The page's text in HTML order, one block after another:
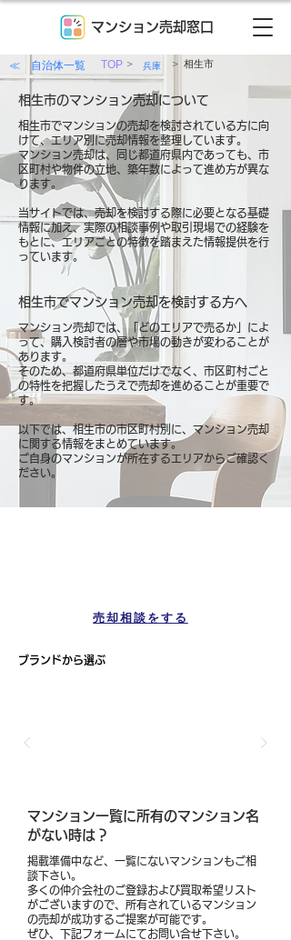
マンション売却窓口
≪ 自治体一覧 TOP > 兵庫 > 相生市
相生市のマンション売却について
相生市でマンションの売却を検討されている方に向
けて、エリア別に売却情報を整理しています。
マンション売却は、同じ都道府県内であっても、市
区町村や物件の立地、築年数によって進め方が異な
ります。
当サイトでは、売却を検討する際に必要となる基礎
情報に加え、実際の相談事例や取引現場での経験を
もとに、エリアごとの特徴を踏まえた情報提供を行
っています。
相生市でマンション売却を検討する方へ
マンション売却では、「どのエリアで売るか」によ
って、購入検討者の層や市場の動きが変わることが
あります。
そのため、都道府県単位だけでなく、市区町村ごと
の特性を把握したうえで売却を進めることが重要で
す。
以下では、相生市の市区町村別に、マンション売却
に関する情報をまとめています。
ご自身のマンションが所在するエリアからご確認く
ださい。
売却相談をする
ブランドから選ぶ
​マンション一覧に所有のマンション名
がない時は？
掲載準備中など、一覧にないマンションもご相
談下さい。
多くの仲介会社のご登録および買取希望リスト
がございますので、所有されているマンション
の売却が成功するご提案が可能です。
​ぜひ、下記フォームにてお問い合せ下さい。